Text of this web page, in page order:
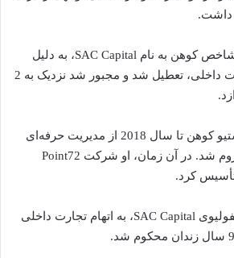
داشت.
صندوق سرمایه‌گذاری شاخص کوهن به نام SAC Capital، به دلیل
اتهامات مبنی بر معاملات داخلی، تعطیل شد و مجبور شد نزدیک به 2
پس از سقوط SAC، استیو کوهن تا سال 2018 از مدیریت حرفه‌ای
پول سرمایه‌گذاران محروم شد. در آن زمان، او شرکت Point72
متیو مارتوما، مدیر پورتفولیوی SAC Capital، به اتهام تجارت داخلی